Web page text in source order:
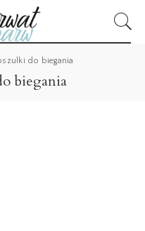
do biegania
biegania